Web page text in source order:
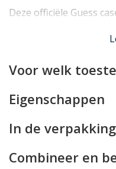
Deze officiële Guess
magnetische ring die
klikken.
Het iPhone 17 Pro
licht van gewicht en
doeltreffend dankzij de
Voor welk
Eigenschappen
In de verpakking
Combineer en